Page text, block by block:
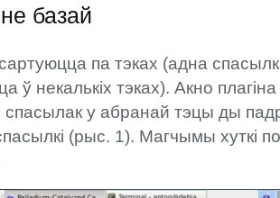
базай
па тэках (адна
ў некалькіх тэках). Акно
спасылак у абранай тэцы ды
(рыс. 1). Магчымы хуткі